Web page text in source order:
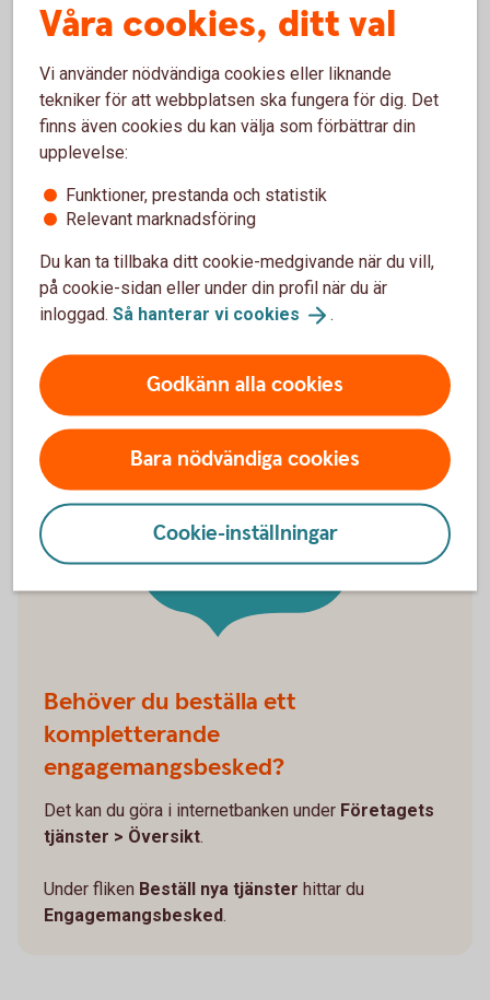
Digital Support
Öppet alla dagar dygnet runt.
Digital support
Använd tjänsterna säkert
Behöver du beställa ett
kompletterande
engagemangsbesked?
Det kan du göra i internetbanken under Företagets
tjänster > Översikt
Under fliken Beställ nya tjänster hittar du
Engagemangsbesked
Hitta ditt
engagemangs-
besked
Våra cookies, ditt val
Vi använder nödvändiga cookies eller liknande
tekniker för att webbplatsen ska fungera för dig. Det
finns även cookies du kan välja som förbättrar din
upplevelse:
Funktioner, prestanda och statistik
Relevant marknadsföring
Du kan ta tillbaka ditt cookie-medgivande när du vill,
på cookie-sidan eller under din profil när du är
inloggad. Så hanterar vi cookies .
Godkänn alla cookies
Bara nödvändiga cookies
Cookie-inställningar